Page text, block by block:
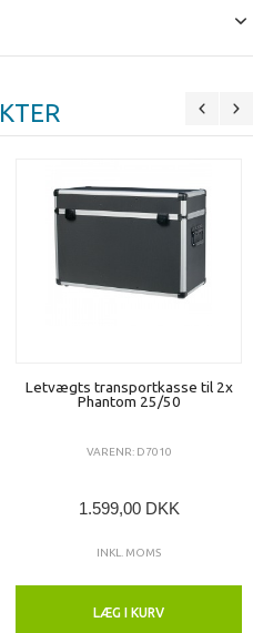
Letvægts transportkasse til 2x
Phantom 25/50
VARENR: D7010
1.599,00 DKK
INKL. MOMS
LÆG I KURV